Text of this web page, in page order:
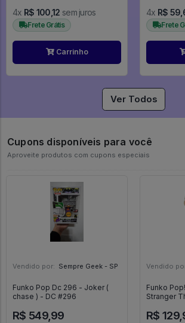
4x R$ 100,12 sem juros
Frete Grátis
Carrinho
4x R$
Frete
Ver Todos
Cupons disponíveis para você
Aproveite produtos com cupons especiais
Vendido por: Sempre Geek - SP
Funko Pop Dc 296 - Joker (
chase ) - DC #296
R$ 549,99
Vendido
Funko
Stranger
#801
R$